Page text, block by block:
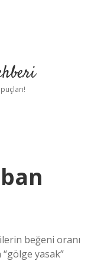
beğeni oranı
yasak”